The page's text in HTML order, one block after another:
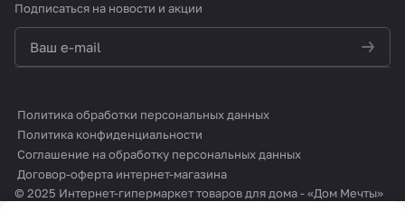
Подписаться на новости и акции
Политика обработки персональных данных
Политика конфиденциальности
Соглашение на обработку персональных данных
Договор-оферта интернет-магазина
© 2025 Интернет-гипермаркет товаров для дома - «Дом Мечты»